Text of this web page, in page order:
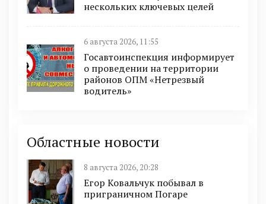
нескольких ключевых целей
6 августа 2026, 11:55
Госавтоинспекция информирует
о проведении на территории
районов ОПМ «Нетрезвый
водитель»
Областные новости
8 августа 2026, 20:28
Егор Ковальчук побывал в
приграничном Погаре